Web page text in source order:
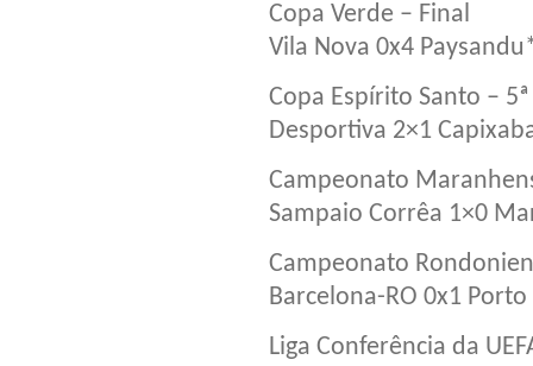
Copa Verde – Final
Vila Nova 0x4
Copa Espírito Santo –
Desportiva 2×1
Campeonato
Sampaio Corrêa 1×0
Campeonato
Barcelona-RO 0x1 Porto
Liga Conferência da